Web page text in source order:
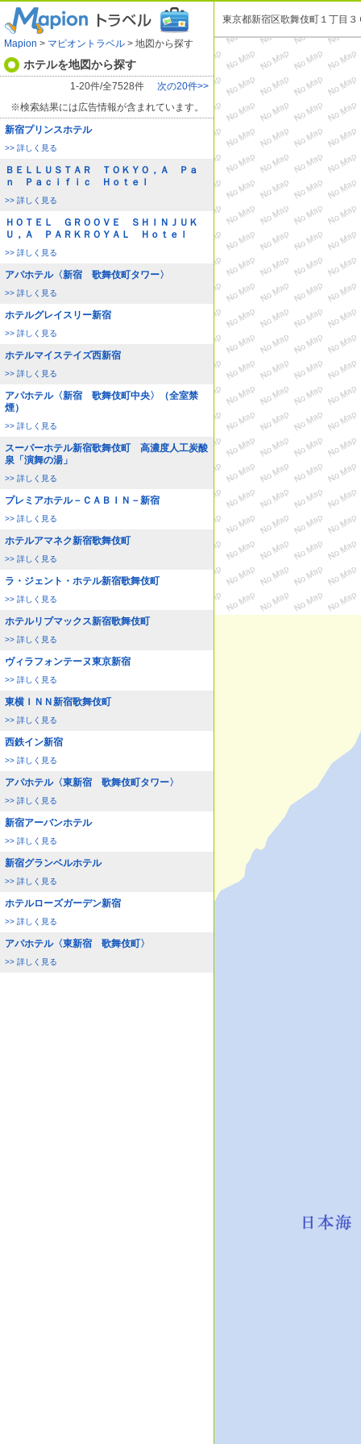
Mapion > マピオントラベル > 地図から探す
ホテルを地図から探す
1-20件/全7528件
次の20件>>
※検索結果には広告情報が含まれています。
新宿プリンスホテル
>> 詳しく見る
ＢＥＬＬＵＳＴＡＲ ＴＯＫＹＯ，Ａ Ｐａ
ｎ Ｐａｃｉｆｉｃ Ｈｏｔｅｌ
>> 詳しく見る
ＨＯＴＥＬ ＧＲＯＯＶＥ ＳＨＩＮＪＵＫ
Ｕ，Ａ ＰＡＲＫＲＯＹＡＬ Ｈｏｔｅｌ
>> 詳しく見る
アパホテル〈新宿 歌舞伎町タワー〉
>> 詳しく見る
ホテルグレイスリー新宿
>> 詳しく見る
ホテルマイステイズ西新宿
>> 詳しく見る
アパホテル〈新宿 歌舞伎町中央〉（全室禁
煙）
>> 詳しく見る
スーパーホテル新宿歌舞伎町 高濃度人工炭酸
泉「演舞の湯」
>> 詳しく見る
プレミアホテル－ＣＡＢＩＮ－新宿
>> 詳しく見る
ホテルアマネク新宿歌舞伎町
>> 詳しく見る
ラ・ジェント・ホテル新宿歌舞伎町
>> 詳しく見る
ホテルリブマックス新宿歌舞伎町
>> 詳しく見る
ヴィラフォンテーヌ東京新宿
>> 詳しく見る
東横ＩＮＮ新宿歌舞伎町
>> 詳しく見る
西鉄イン新宿
>> 詳しく見る
アパホテル〈東新宿 歌舞伎町タワー〉
>> 詳しく見る
新宿アーバンホテル
>> 詳しく見る
新宿グランベルホテル
>> 詳しく見る
ホテルローズガーデン新宿
>> 詳しく見る
アパホテル〈東新宿 歌舞伎町〉
>> 詳しく見る
東京都新宿区歌舞伎町１丁目３